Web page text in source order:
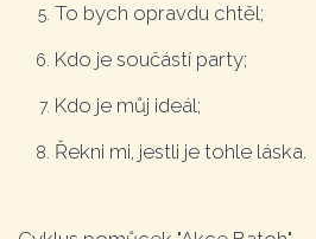
To bych opravdu chtěl;
Kdo je součástí party;
Kdo je můj ideál;
Řekni mi, jestli je tohle láska.